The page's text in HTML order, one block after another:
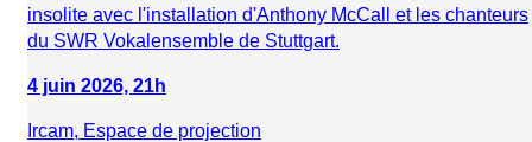
insolite avec l'installation d'Anthony McCall et les chanteurs
du SWR Vokalensemble de Stuttgart.
4 juin 2026, 21h
Ircam, Espace de projection